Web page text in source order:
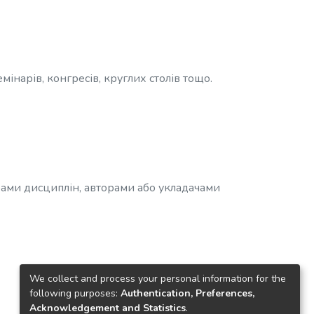
конгресів, круглих столів тощо.
дисциплін, авторами або укладачами
We collect and process your personal information for the
following purposes: Authentication, Preferences,
Acknowledgement and Statistics.